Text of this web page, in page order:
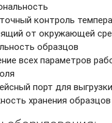
контроль
от окружающей
образцов
всех параметров
порт для
хранения образцов